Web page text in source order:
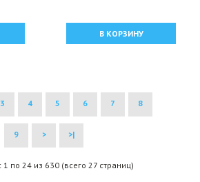
В КОРЗИНУ
3 4 5 6 7 8
9 > >|
1 по 24 из 630 (всего 27 страниц)